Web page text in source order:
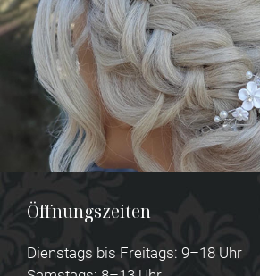
Öffnungszeiten
Dienstags bis Freitags: 9–18 Uhr